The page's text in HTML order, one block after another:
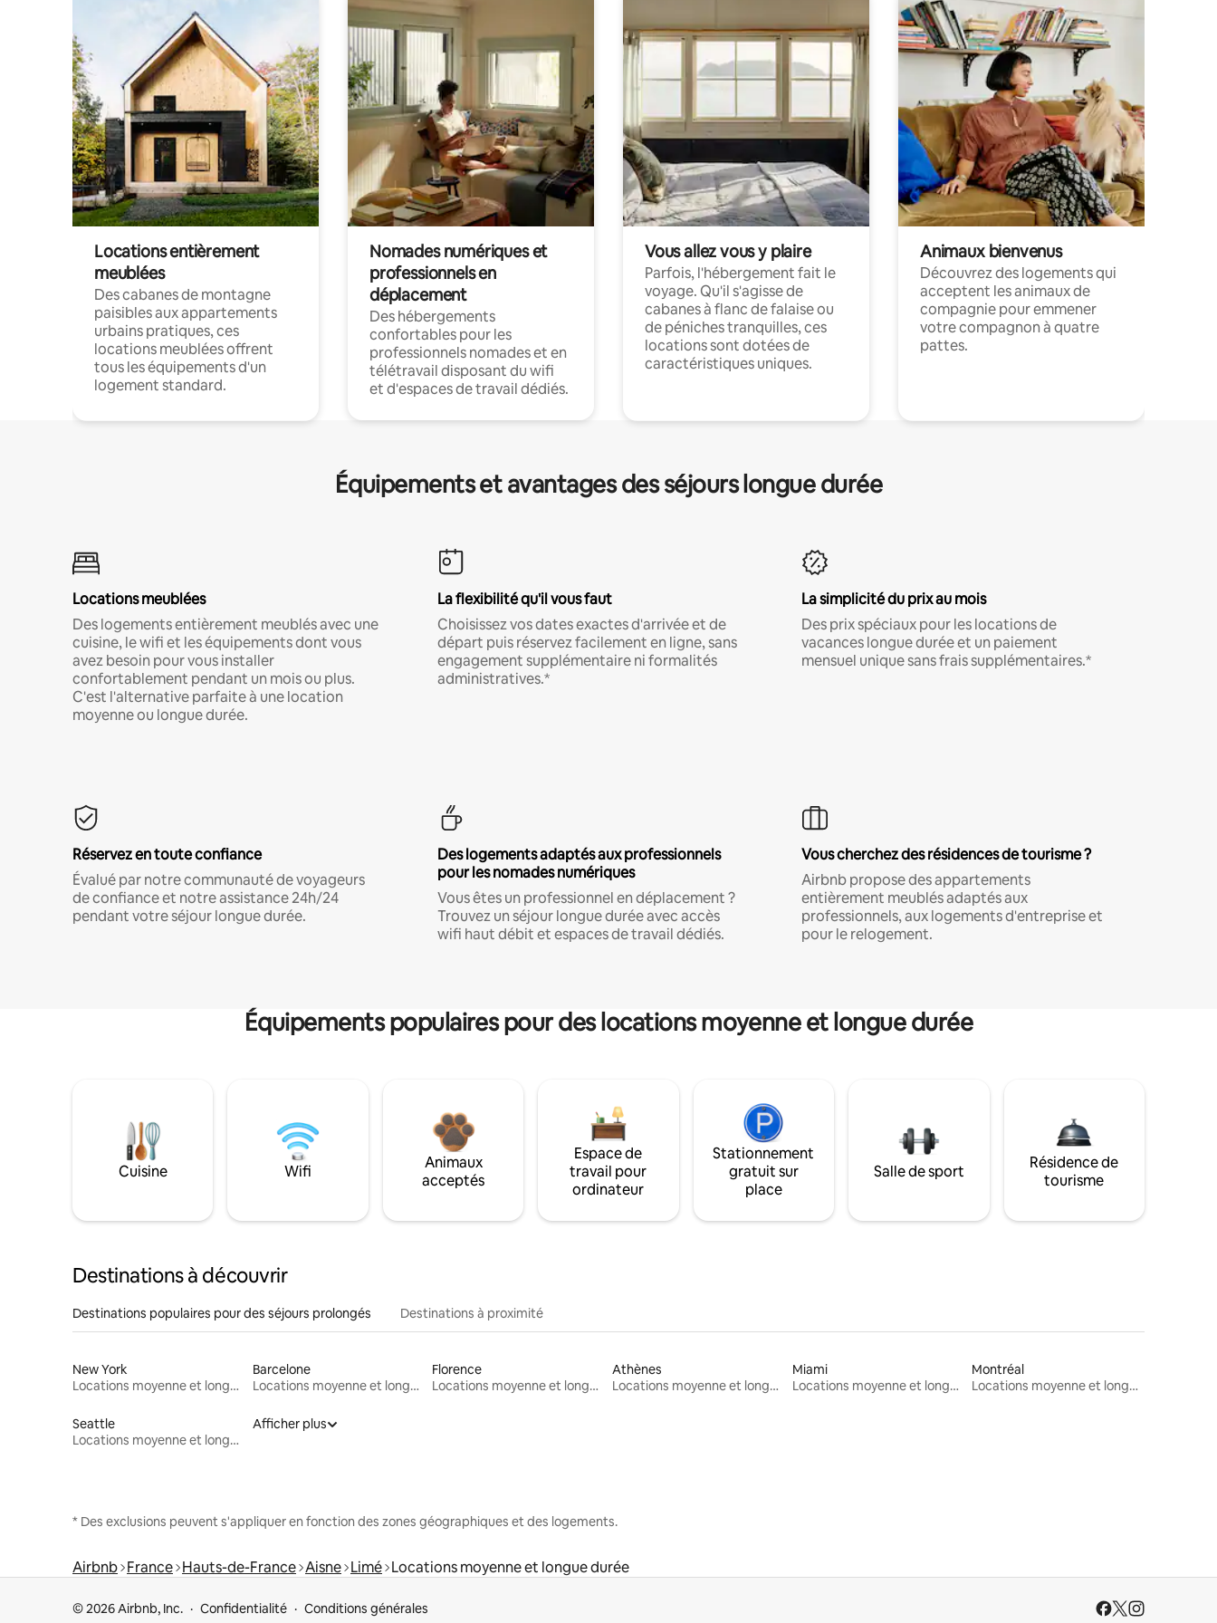
Locations entièrement
meublées
Des cabanes de montagne
paisibles aux appartements
urbains pratiques, ces
locations meublées offrent
tous les équipements d'un
logement standard.
Nomades numériques et
professionnels en
déplacement
Des hébergements
confortables pour les
professionnels nomades et en
télétravail disposant du wifi
et d'espaces de travail dédiés.
Vous allez vous y plaire
Parfois, l'hébergement fait le
voyage. Qu'il s'agisse de
cabanes à flanc de falaise ou
de péniches tranquilles, ces
locations sont dotées de
caractéristiques uniques.
Animaux bienvenus
Découvrez des logements qui
acceptent les animaux de
compagnie pour emmener
votre compagnon à quatre
pattes.
Équipements et avantages des séjours longue durée
Locations meublées
Des logements entièrement meublés avec une
cuisine, le wifi et les équipements dont vous
avez besoin pour vous installer
confortablement pendant un mois ou plus.
C'est l'alternative parfaite à une location
moyenne ou longue durée.
La flexibilité qu'il vous faut
Choisissez vos dates exactes d'arrivée et de
départ puis réservez facilement en ligne, sans
engagement supplémentaire ni formalités
administratives.*
La simplicité du prix au mois
Des prix spéciaux pour les locations de
vacances longue durée et un paiement
mensuel unique sans frais supplémentaires.*
Réservez en toute confiance
Évalué par notre communauté de voyageurs
de confiance et notre assistance 24h/24
pendant votre séjour longue durée.
Des logements adaptés aux professionnels
pour les nomades numériques
Vous êtes un professionnel en déplacement ?
Trouvez un séjour longue durée avec accès
wifi haut débit et espaces de travail dédiés.
Vous cherchez des résidences de tourisme ?
Airbnb propose des appartements
entièrement meublés adaptés aux
professionnels, aux logements d'entreprise et
pour le relogement.
Équipements populaires pour des locations moyenne et longue durée
Cuisine Wifi
Animaux
acceptés
Espace de
travail pour
ordinateur
Stationnement
gratuit sur
place
Salle de sport
Résidence de
tourisme
Destinations à découvrir
Destinations populaires pour des séjours prolongés Destinations à proximité
New York
Locations moyenne et longue durée
Barcelone
Locations moyenne et longue durée
Florence
Locations moyenne et longue durée
Athènes
Locations moyenne et longue durée
Miami
Locations moyenne et longue durée
Montréal
Locations moyenne et longue durée
Seattle
Locations moyenne et longue durée
Afficher plus
* Des exclusions peuvent s'appliquer en fonction des zones géographiques et des logements.
Airbnb France Hauts-de-France Aisne Limé Locations moyenne et longue durée
© 2026 Airbnb, Inc. Confidentialité Conditions générales